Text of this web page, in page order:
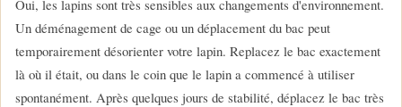
Oui, les lapins sont très sensibles aux changements d'environnement.
Un déménagement de cage ou un déplacement du bac peut
temporairement désorienter votre lapin. Replacez le bac exactement
là où il était, ou dans le coin que le lapin a commencé à utiliser
spontanément. Après quelques jours de stabilité, déplacez le bac très